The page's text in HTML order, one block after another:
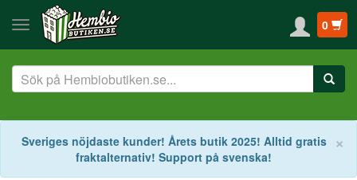
0
×
Sveriges nöjdaste kunder! Årets butik 2025! Alltid gratis
fraktalternativ! Support på svenska!